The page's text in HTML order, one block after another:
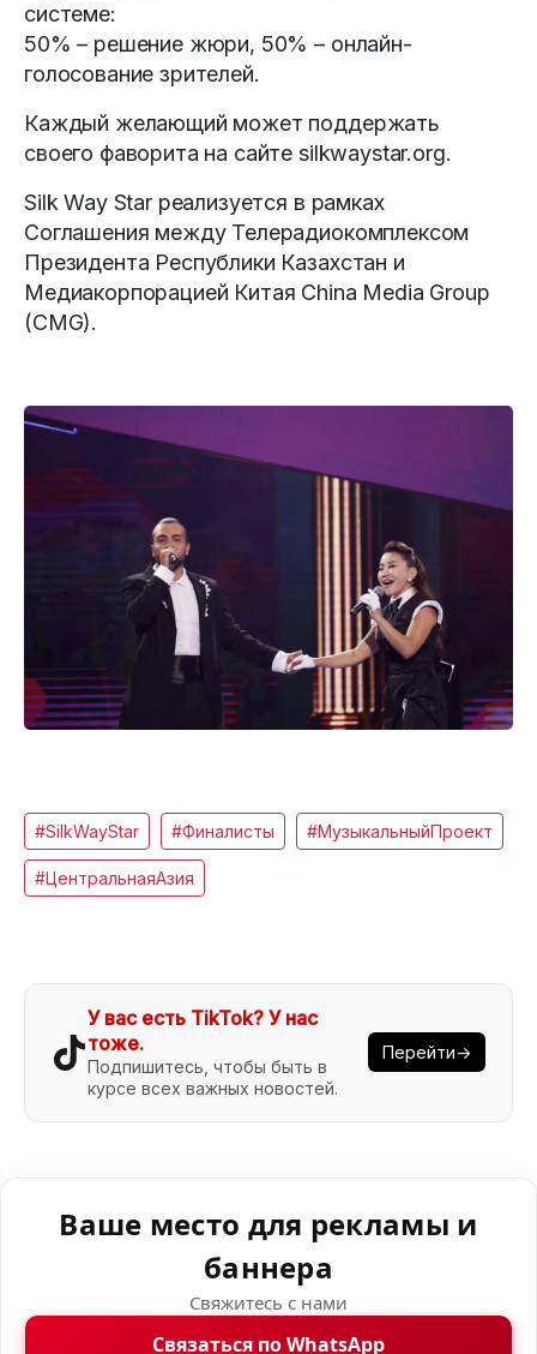
системе:
50% – решение жюри, 50% – онлайн-
голосование зрителей.
Каждый желающий может поддержать
своего фаворита на сайте silkwaystar.org.
Silk Way Star реализуется в рамках
Соглашения между Телерадиокомплексом
Президента Республики Казахстан и
Медиакорпорацией Китая China Media Group
(CMG).
#SilkWayStar #Финалисты #МузыкальныйПроект
#ЦентральнаяАзия
У вас есть TikTok? У нас
тоже.
Подпишитесь, чтобы быть в
курсе всех важных новостей.
Перейти→
Ваше место для рекламы и
баннера
Свяжитесь с нами
Связаться по WhatsApp